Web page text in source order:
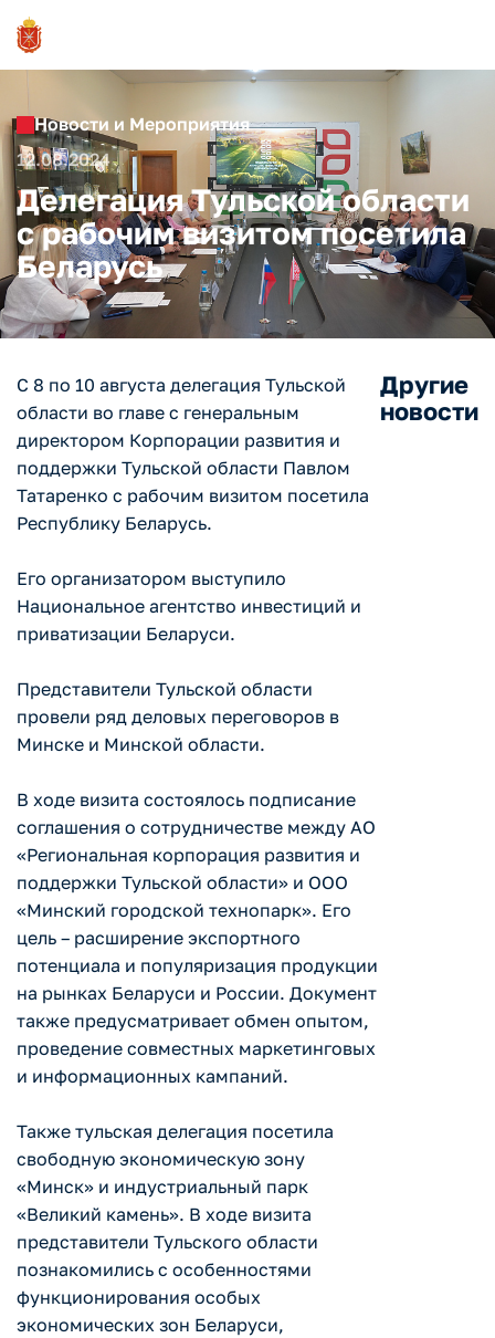
Новости и Мероприятия
12.08.2024
Делегация Тульской области
с рабочим визитом посетила
Беларусь
C 8 по 10 августа делегация Тульской
области во главе с генеральным
директором Корпорации развития и
поддержки Тульской области Павлом
Татаренко с рабочим визитом посетила
Республику Беларусь.
Его организатором выступило
Национальное агентство инвестиций и
приватизации Беларуси.
Представители Тульской области
провели ряд деловых переговоров в
Минске и Минской области.
В ходе визита состоялось подписание
соглашения о сотрудничестве между АО
«Региональная корпорация развития и
поддержки Тульской области» и ООО
«Минский городской технопарк». Его
цель – расширение экспортного
потенциала и популяризация продукции
на рынках Беларуси и России. Документ
также предусматривает обмен опытом,
проведение совместных маркетинговых
и информационных кампаний.
Также тульская делегация посетила
свободную экономическую зону
«Минск» и индустриальный парк
«Великий камень». В ходе визита
представители Тульского области
познакомились с особенностями
функционирования особых
экономических зон Беларуси,
Другие
новости